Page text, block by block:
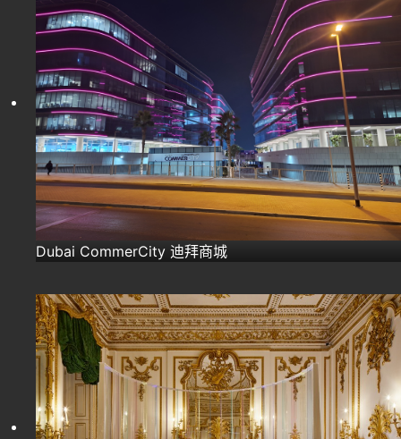
Dubai CommerCity 迪拜商城